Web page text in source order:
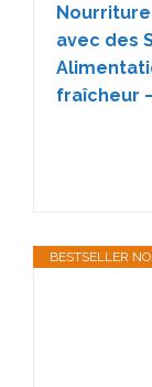
avec des
fraîcheur
BESTSELLER